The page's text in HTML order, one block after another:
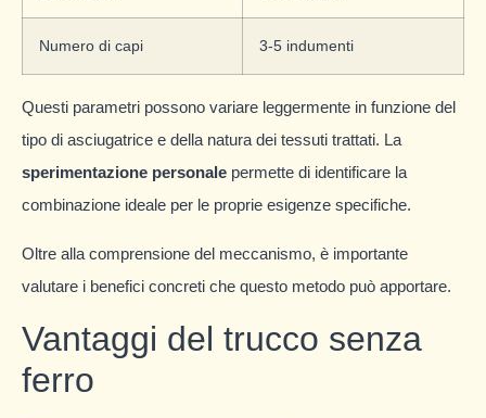
Numero di capi 3-5 indumenti
Questi parametri possono variare leggermente in funzione del
tipo di asciugatrice e della natura dei tessuti trattati. La
sperimentazione personale permette di identificare la
combinazione ideale per le proprie esigenze specifiche.
Oltre alla comprensione del meccanismo, è importante
valutare i benefici concreti che questo metodo può apportare.
Vantaggi del trucco senza
ferro